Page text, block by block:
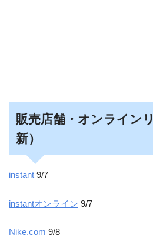
販売店舗・オンライン
新）
instant 9/7
instantオンライン 9/7
Nike.com 9/8